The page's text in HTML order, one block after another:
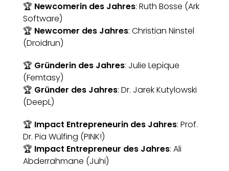
🏆 Newcomerin des Jahres: Ruth Bosse (Ark
Software)
🏆 Newcomer des Jahres: Christian Ninstel
(Droidrun)
🏆 Gründerin des Jahres: Julie Lepique
(Femtasy)
🏆 Gründer des Jahres: Dr. Jarek Kutylowski
(DeepL)
🏆 Impact Entrepreneurin des Jahres: Prof.
Dr. Pia Wülfing (PINK!)
🏆 Impact Entrepreneur des Jahres: Ali
Abderrahmane (Juhi)